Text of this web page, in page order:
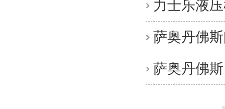
力士乐液
萨奥丹佛
萨奥丹佛